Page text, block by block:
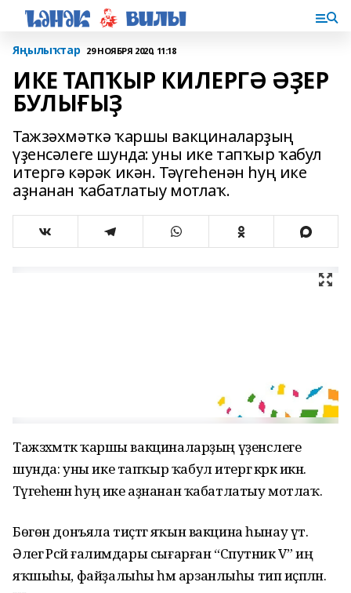
Яңылыҡтар 29 НОЯБРЯ 2020, 11:18
ИКЕ ТАПҠЫР КИЛЕРГӘ ӘҘЕР
БУЛЫҒЫҘ
Тажзәхмәткә ҡаршы вакциналарҙың
үҙенсәлеге шунда: уны ике тапҡыр ҡабул
итергә кәрәк икән. Тәүгеһенән һуң ике
аҙнанан ҡабатлатыу мотлаҡ.
Тажзәхмәткә ҡаршы вакциналарҙың үҙенсәлеге
шунда: уны ике тапҡыр ҡабул итергә кәрәк икән.
Тәүгеһенән һуң ике аҙнанан ҡабатлатыу мотлаҡ.
Бөгөн донъяла тиҫтәгә яҡын вакцина һынау үтә.
Әлегә Рәсәй ғалимдары сығарған “Спутник V” иң
яҡшыһы, файҙалыһы һәм арзанлыһы тип иҫәпләнә.